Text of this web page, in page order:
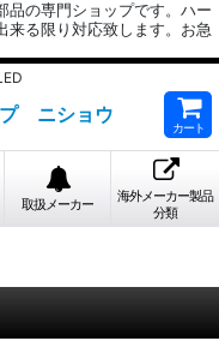
品の専門ショップです。ハー
来る限り対応致します。お急
プ ニショウ
カート
取扱メーカー
海外メーカー製品
分類